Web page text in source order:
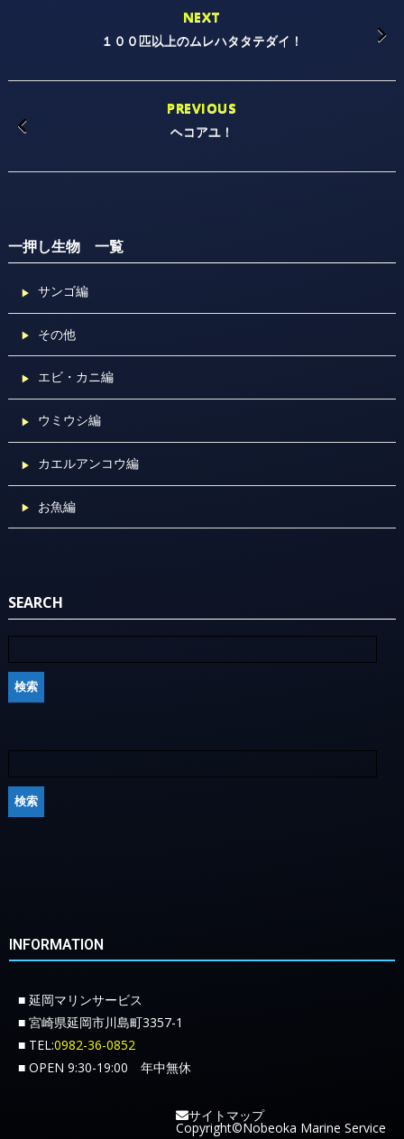
NEXT
１００匹以上のムレハタタテダイ！
PREVIOUS
ヘコアユ！
一押し生物 一覧
サンゴ編
その他
エビ・カニ編
ウミウシ編
カエルアンコウ編
お魚編
SEARCH
INFORMATION
■ 延岡マリンサービス
■ 宮崎県延岡市川島町3357-1
■ TEL:0982-36-0852
■ OPEN 9:30-19:00 年中無休
サイトマップ
Copyright©Nobeoka Marine Service